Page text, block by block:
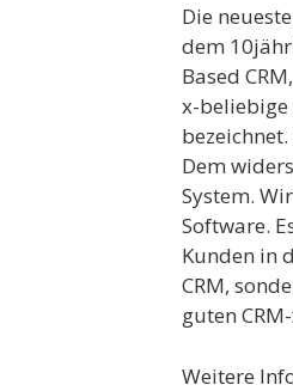
Die
dem
Based
x-beliebige
Dem
System.
Software.
Kunden in
CRM,
guten
Weitere